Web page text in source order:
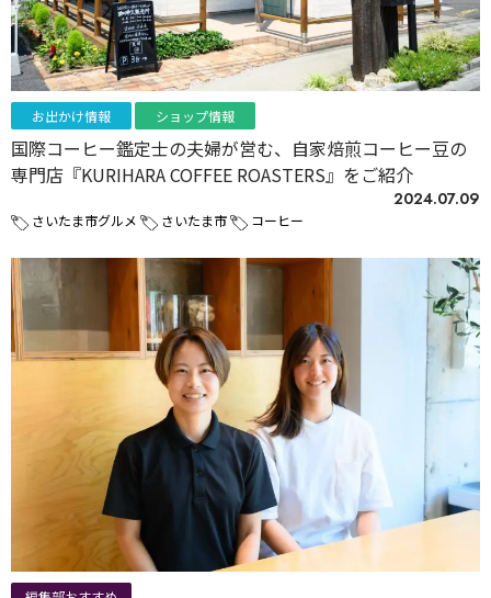
お出かけ情報 ショップ情報
国際コーヒー鑑定士の夫婦が営む、自家焙煎コーヒー豆の
専門店『KURIHARA COFFEE ROASTERS』をご紹介
2024.07.09
さいたま市グルメ さいたま市 コーヒー